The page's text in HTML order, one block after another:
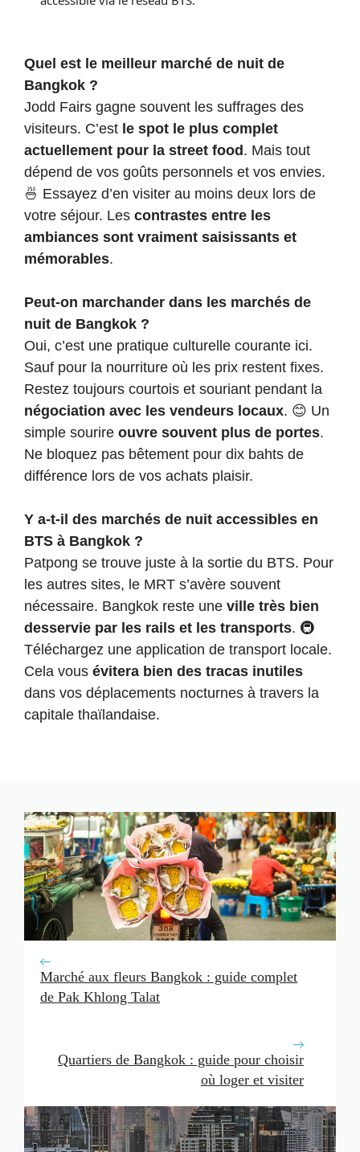
Quel est le meilleur marché de nuit de
Bangkok ?
Jodd Fairs gagne souvent les suffrages des
visiteurs. C’est le spot le plus complet
actuellement pour la street food . Mais tout
dépend de vos goûts personnels et vos envies.
🍜 Essayez d’en visiter au moins deux lors de
votre séjour. Les contrastes entre les
ambiances sont vraiment saisissants et
mémorables.
Peut-on marchander dans les marchés de
nuit de Bangkok ?
Oui, c’est une pratique culturelle courante ici.
Sauf pour la nourriture où les prix restent fixes.
Restez toujours courtois et souriant pendant la
négociation avec les vendeurs locaux. 😊 Un
simple sourire ouvre souvent plus de portes.
Ne bloquez pas bêtement pour dix bahts de
différence lors de vos achats plaisir.
Y a-t-il des marchés de nuit accessibles en
BTS à Bangkok ?
Patpong se trouve juste à la sortie du BTS. Pour
les autres sites, le MRT s’avère souvent
nécessaire. Bangkok reste une ville très bien
desservie par les rails et les transports. 🚇
Téléchargez une application de transport locale.
Cela vous évitera bien des tracas inutiles
dans vos déplacements nocturnes à travers la
capitale thaïlandaise.
Marché aux fleurs Bangkok : guide complet
de Pak Khlong Talat
Quartiers de Bangkok : guide pour choisir
où loger et visiter